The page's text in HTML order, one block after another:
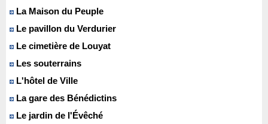
La Maison du Peuple
Le pavillon du Verdurier
Le cimetière de Louyat
Les souterrains
L'hôtel de Ville
La gare des Bénédictins
Le jardin de l'Évêché